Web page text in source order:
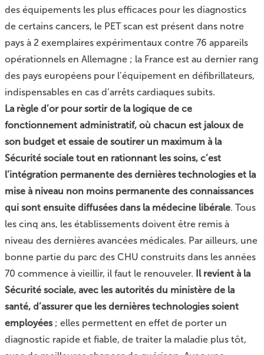
des équipements les plus efficaces pour les diagnostics
de certains cancers, le PET scan est présent dans notre
pays à 2 exemplaires expérimentaux contre 76 appareils
opérationnels en Allemagne ; la France est au dernier rang
des pays européens pour l’équipement en défibrillateurs,
indispensables en cas d’arrêts cardiaques subits.
La règle d’or pour sortir de la logique de ce
fonctionnement administratif, où chacun est jaloux de
son budget et essaie de soutirer un maximum à la
Sécurité sociale tout en rationnant les soins, c’est
l’intégration permanente des dernières technologies et la
mise à niveau non moins permanente des connaissances
qui sont ensuite diffusées dans la médecine libérale. Tous
les cinq ans, les établissements doivent être remis à
niveau des dernières avancées médicales. Par ailleurs, une
bonne partie du parc des CHU construits dans les années
70 commence à vieillir, il faut le renouveler. Il revient à la
Sécurité sociale, avec les autorités du ministère de la
santé, d’assurer que les dernières technologies soient
employées; elles permettent en effet de porter un
diagnostic rapide et fiable, de traiter la maladie plus tôt,